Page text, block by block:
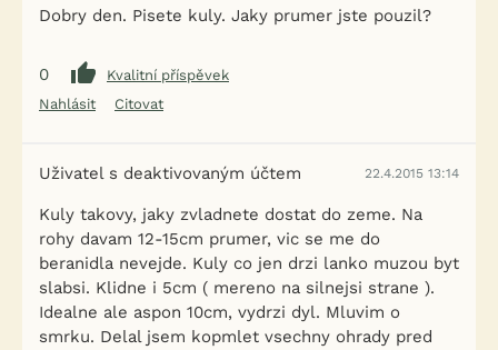
Dobry den. Pisete kuly. Jaky prumer jste pouzil?
0
Kvalitní příspěvek
Nahlásit
Citovat
Uživatel s deaktivovaným účtem 22.4.2015 13:14
Kuly takovy, jaky zvladnete dostat do zeme. Na
rohy davam 12-15cm prumer, vic se me do
beranidla nevejde. Kuly co jen drzi lanko muzou byt
slabsi. Klidne i 5cm ( mereno na silnejsi strane ).
Idealne ale aspon 10cm, vydrzi dyl. Mluvim o
smrku. Delal jsem kopmlet vsechny ohrady pred